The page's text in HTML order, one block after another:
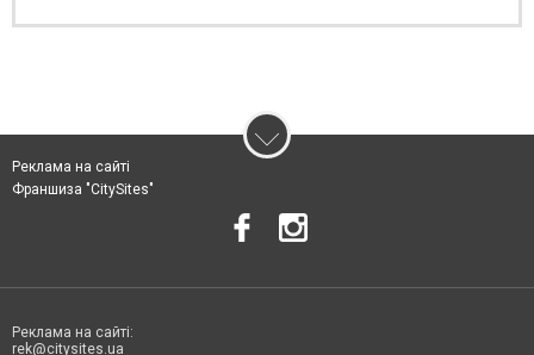
Реклама на сайті
Франшиза "CitySites"
Реклама на сайті:
rek@citysites.ua